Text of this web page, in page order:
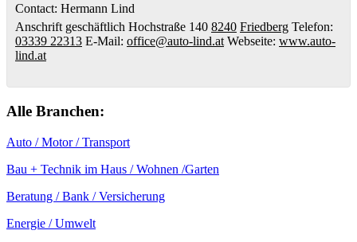
Contact: Hermann Lind
Anschrift geschäftlich Hochstraße 140 8240 Friedberg Telefon:
03339 22313 E-Mail: office@auto-lind.at Webseite: www.auto-
lind.at
Alle Branchen:
Auto / Motor / Transport
Bau + Technik im Haus / Wohnen /Garten
Beratung / Bank / Versicherung
Energie / Umwelt